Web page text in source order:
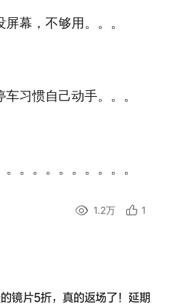
幕，不够用。。。
习惯自己动手。。。
。。。。。。。。。
1.2万 1
镜片5折，真的返场了！延期